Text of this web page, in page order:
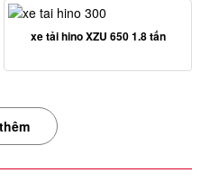
xe tải hino XZU 650 1.8 tấn